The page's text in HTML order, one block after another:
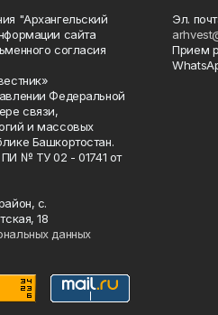
"Архангельский
сайта
согласия
Федеральной
связи,
и массовых
Башкортостан.
№ ТУ 02 - 01741 от
с.
18
данных
Эл.
Прием